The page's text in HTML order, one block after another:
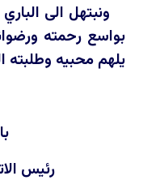
ونبتهل الى
بواسع رحمته
يلهم محبيه وطلبته
رئيس